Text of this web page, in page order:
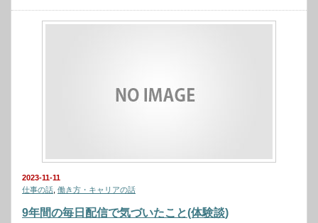
2023-11-11
仕事の話 働き方・キャリアの話
9年間の毎日配信で気づいたこと(体験談)